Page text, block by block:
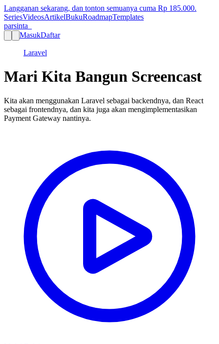
Langganan sekarang, dan tonton semuanya cuma Rp 185.000.
SeriesVideosArtikelBukuRoadmapTemplates
parsinta_
MasukDaftar
Laravel
Mari Kita Bangun Screencast
Kita akan menggunakan Laravel sebagai backendnya, dan React
sebagai frontendnya, dan kita juga akan mengimplementasikan
Payment Gateway nantinya.